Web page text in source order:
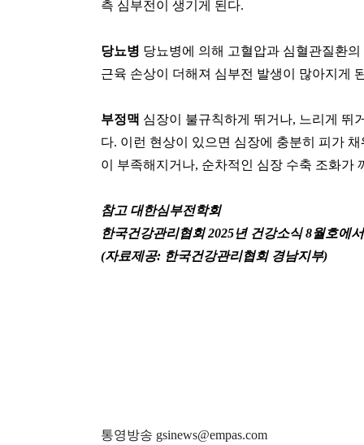
측 심부전이 생기게 된다.
당뇨병 당뇨병에 의해 고혈압과 심혈관질환
근육 손상이 더해져 심부전 발생이 많아지게
부정맥 심장이 불규칙하게 뛰거나, 느리게 뛰
다. 이런 현상이 있으면 심장에 충분히 피가
이 부족해지거나, 순차적인 심장 수축 조화가
참고 대한심부전학회
한국건강관리협회2025년 건강소식8월호에
(자료제공: 한국건강관리협회 경남지부)
통영방송 gsinews@empas.com